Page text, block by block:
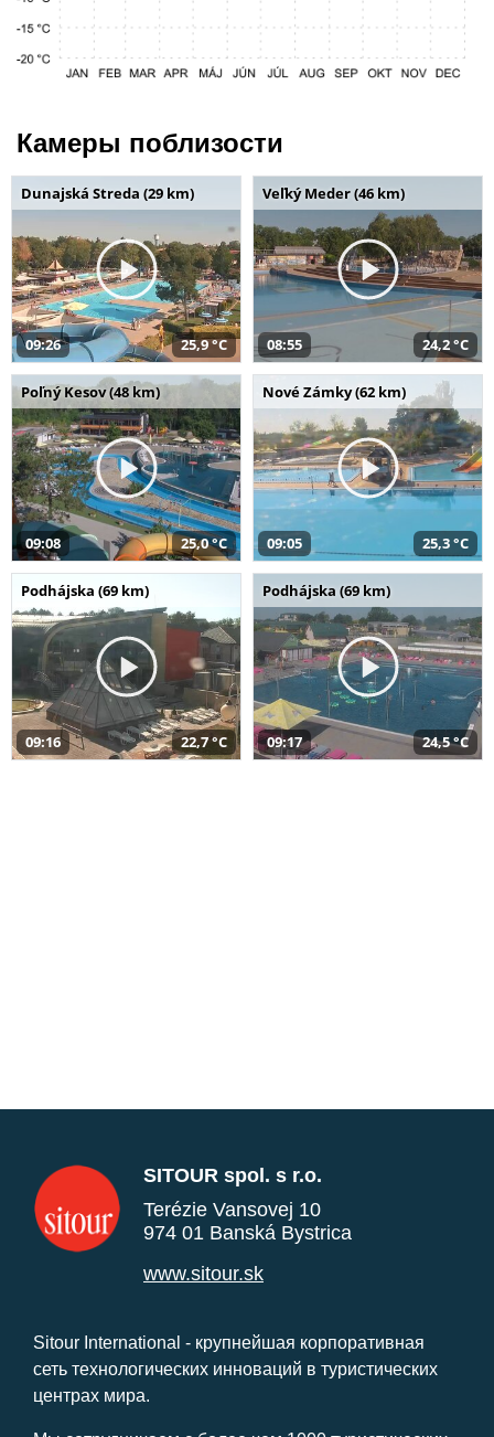
Камеры поблизости
Dunajská Streda (29 km)
09:26 25,9 °C
Veľký Meder (46 km)
08:55 24,2 °C
Poľný Kesov (48 km)
09:08 25,0 °C
Nové Zámky (62 km)
09:05 25,3 °C
Podhájska (69 km)
09:16 22,7 °C
Podhájska (69 km)
09:17 24,5 °C
SITOUR spol. s r.o.
Terézie Vansovej 10
974 01 Banská Bystrica
www.sitour.sk
Sitour International - крупнейшая корпоративная
сеть технологических инноваций в туристических
центрах мира.